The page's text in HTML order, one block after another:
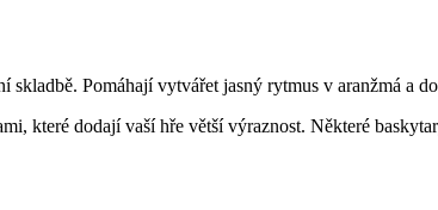
Pomáhají vytvářet jasný rytmus v aranžmá a
které dodají vaší hře větší výraznost. Některé